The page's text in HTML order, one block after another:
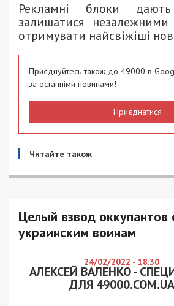
Рекламні блоки
залишатися
отримувати найсвіжіші
Приєднуйтесь також до 49000 в
за останніми новинами!
Приєднатися
Читайте також
Целый взвод оккупантов
украинским воинам
24/02/2022 - 18:30
АЛЕКСЕЙ ВАЛЕНКО -
ДЛЯ 49000.COM.UA